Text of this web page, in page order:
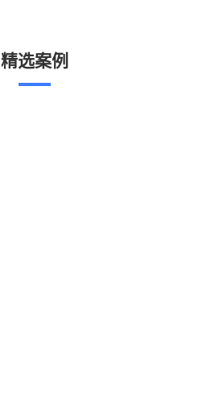
精选案例